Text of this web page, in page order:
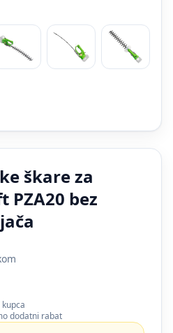
škare za
PZA20 bez
dodatni rabat